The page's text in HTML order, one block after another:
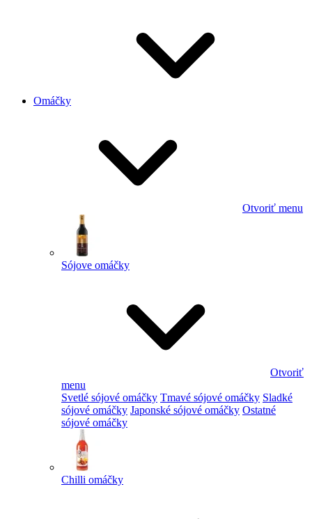
Omáčky
Otvoriť menu
Sójove omáčky
Otvoriť
menu
Svetlé sójové omáčky Tmavé sójové omáčky Sladké
sójové omáčky Japonské sójové omáčky Ostatné
sójové omáčky
Chilli omáčky